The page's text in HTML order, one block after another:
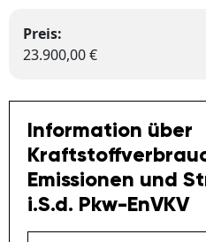
Preis:
23.900,00 €
Information über
Emissionen und
i.S.d. Pkw-EnVKV